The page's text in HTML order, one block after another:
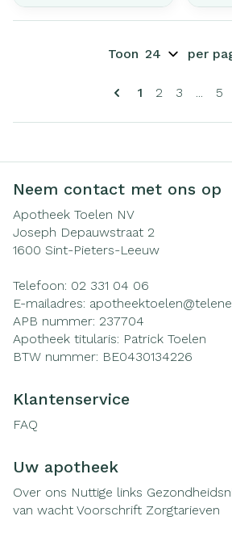
Pagina's
U lees
1 Pagina
2 Pagina
3 ... 5
Toon per
Neem contact met ons op
Apotheek Toelen NV
Joseph Depauwstraat 2
1600 Sint-Pieters-Leeuw
Telefoon: 02 331 04 06
E-mailadres: apotheektoelen@
APB nummer: 237704
Apotheek titularis: Patrick Toelen
BTW nummer: BE0430134226
Klantenservice
FAQ
Uw apotheek
Over ons Nuttige links
van wacht Voorschrift Zorgtarieven